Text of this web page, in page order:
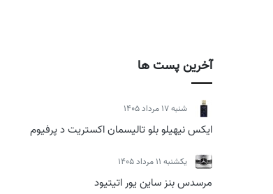
آخرین پست ها
شنبه 17 مرداد 1405
ایکس نیهیلو بلو تالیسمان اکستریت د پرفیوم
يكشنبه 11 مرداد 1405
مرسدس بنز ساین یور اتیتیود